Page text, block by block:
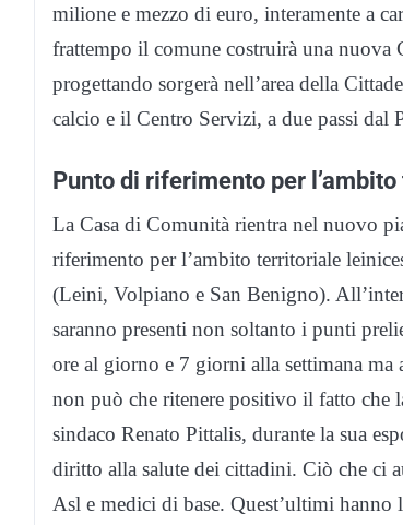
milione e mezzo di euro, interamente a
frattempo il comune costruirà una nuova
progettando sorgerà nell’area della
calcio e il Centro Servizi, a due passi dal
Punto di riferimento per
La Casa di Comunità rientra nel nuovo
riferimento per l’ambito territoriale
(Leini, Volpiano e San Benigno).
saranno presenti non soltanto i punti
ore al giorno e 7 giorni alla settimana
non può che ritenere positivo il fatto che
sindaco Renato Pittalis, durante la sua
diritto alla salute dei cittadini. Ciò che ci
Asl e medici di base. Quest’ultimi hanno